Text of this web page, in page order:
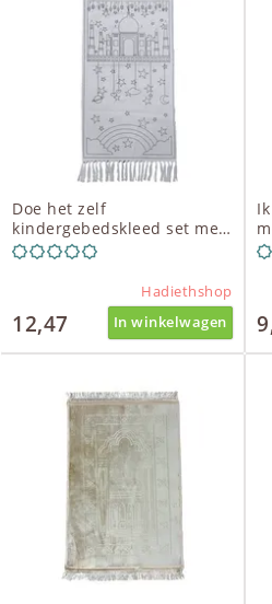
Doe het zelf
kindergebedskleed set met
stiften - hemel
Hadiethshop
12,47 In winkelwagen